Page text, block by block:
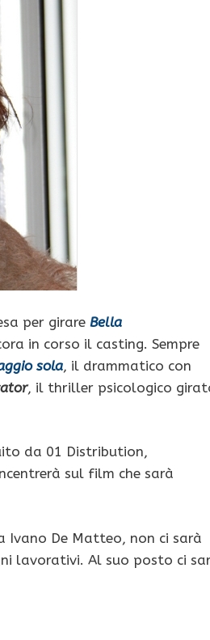
per girare Bella
in corso il casting. Sempre
sola, il drammatico con
, il thriller psicologico
da 01 Distribution,
sul film che sarà
De Matteo, non ci sarà
lavorativi. Al suo posto ci